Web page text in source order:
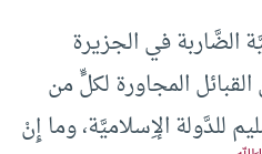
الضَّاربة في الجزيرة
المجاورة لكلٍّ من
للدَّولة الإِسلاميَّة، وما إِنْ